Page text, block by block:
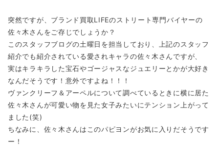
突然ですが、ブランド買取LIFEのストリート専門バイヤーの
佐々木さんをご存じでしょうか？
このスタッフブログの土曜日を担当しており、上記のスタッフ
紹介でも紹介されている愛されキャラの佐々木さんですが、
実はキラキラした宝石やゴージャスなジュエリーとかが大好き
なんだそうです！意外ですよね！！！
ヴァンクリーフ＆アーペルについて調べているときに横に居た
佐々木さんが可愛い物を見た女子みたいにテンション上がって
ました(笑)
ちなみに、佐々木さんはこのパピヨンがお気に入りだそうです
ー！